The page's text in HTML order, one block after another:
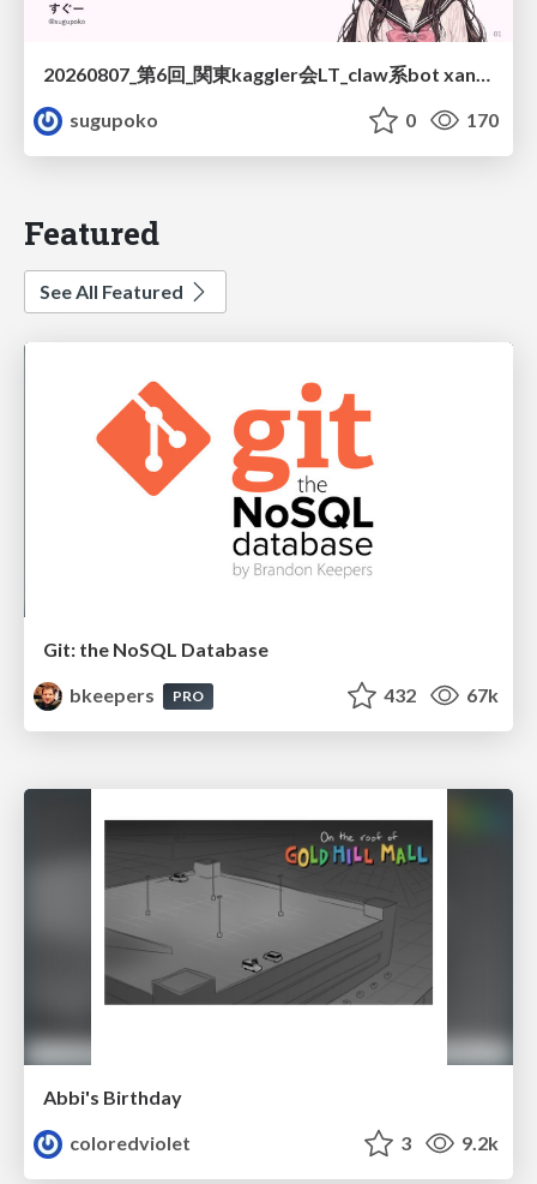
20260807_第6回_関東kaggler会LT_claw系bot xangiと始める、"寂しくない" kaggle
sugupoko
0 170
Featured
See All Featured
Git: the NoSQL Database
bkeepers
PRO 432 67k
Abbi's Birthday
coloredviolet
3 9.2k